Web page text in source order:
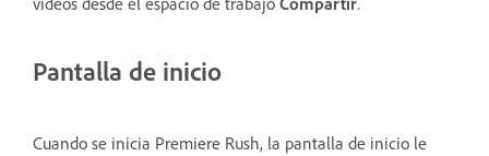
Pantalla de inicio
Cuando se inicia Premiere Rush, la pantalla de inicio le